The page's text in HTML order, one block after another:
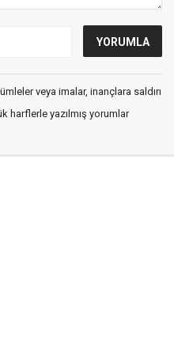
veya imalar, inançlara saldırı
harflerle yazılmış yorumlar